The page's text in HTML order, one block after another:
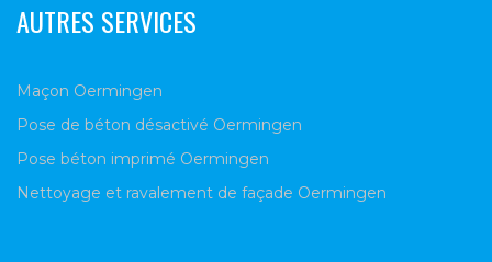
AUTRES SERVICES
Maçon Oermingen
Pose de béton désactivé Oermingen
Pose béton imprimé Oermingen
Nettoyage et ravalement de façade Oermingen